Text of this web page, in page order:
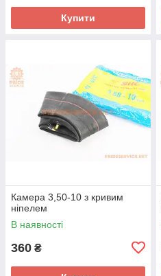
Купити
Камера 3,50-10 з кривим
ніпелем
В наявності
360 ₴